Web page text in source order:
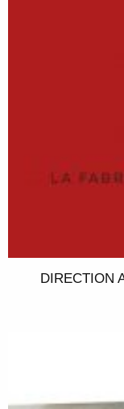
DIRECTION